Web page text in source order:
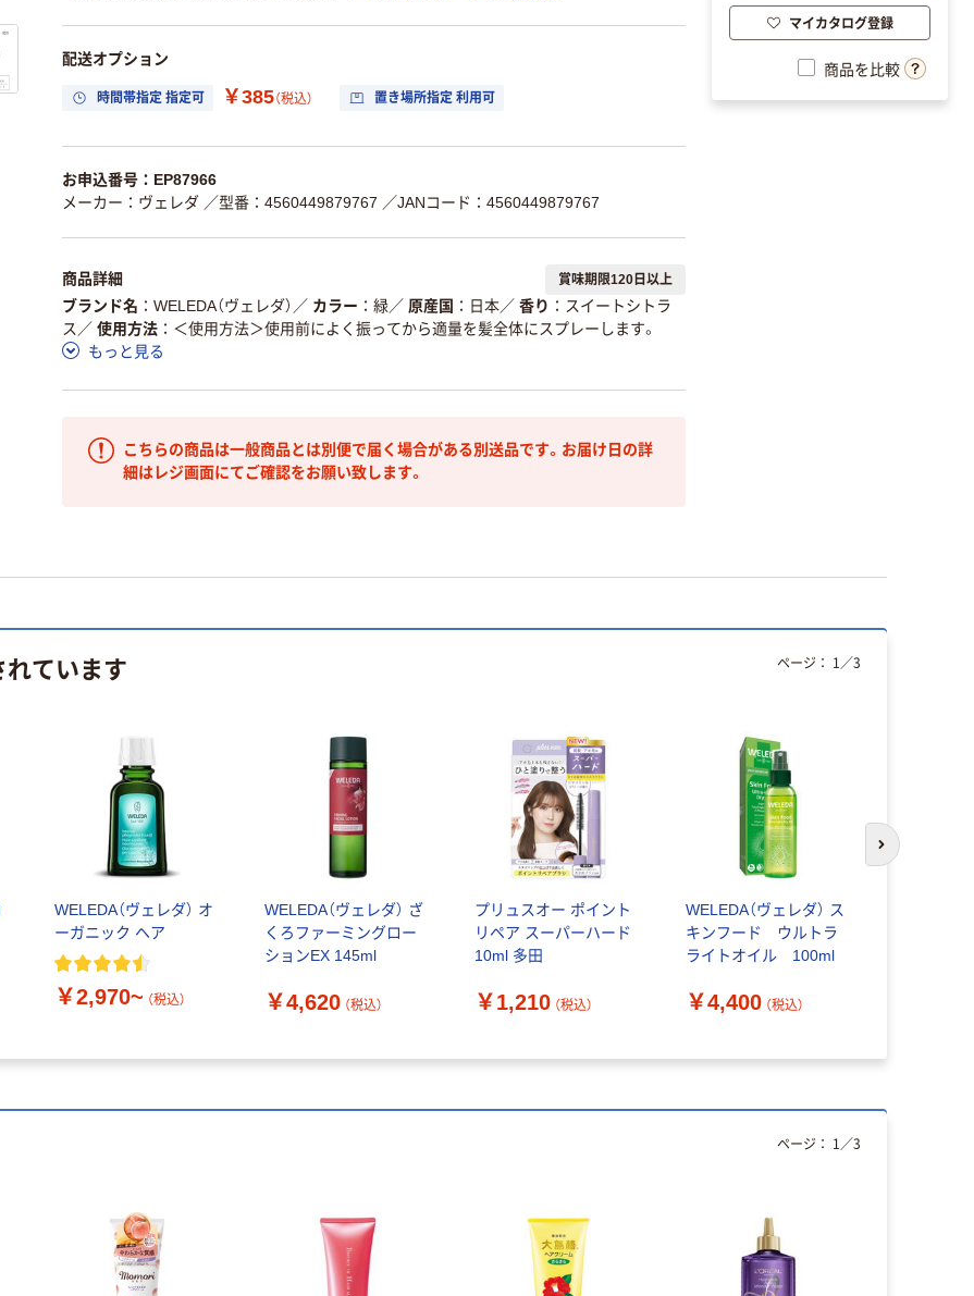
配送オプション
時間帯指定 指定可 ￥385（税込） 置き場所指定 利用可
お申込番号：EP87966
メーカー：ヴェレダ ／型番：4560449879767 ／JANコード：4560449879767
商品詳細 賞味期限120日以上
ブランド名 WELEDA（ヴェレダ） ／ カラー 緑／ 原産国 日本／ 香り
スイートシトラ
ス ／ 使用方法
＜使用方法＞使用前によく振ってから適量を髪全体にスプレーします。
もっと見る
こちらの商品は一般商品とは別便で届く場合がある別送品です。お届け日の詳
細はレジ画面にてご確認をお願い致します。
マイカタログ登録
商品を比較
ています
WELEDA（ヴェレダ） オ
ーガニック ヘア
￥2,970~ （税込）
WELEDA（ヴェレダ） ざ
くろファーミングロー
ションEX 145ml
￥4,620 （税込）
プリュスオー ポイント
リペア スーパーハード
10ml 多田
￥1,210 （税込）
WELEDA（ヴェレダ） ス
キンフード ウルトラ
ライトオイル 100ml
￥4,400 （税込）
ページ： 1 ／3
次のスライド
ページ： 1 ／3